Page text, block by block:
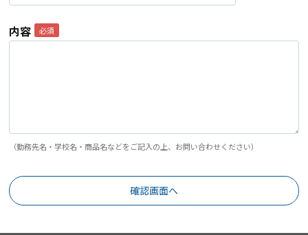
内容
（勤務先名・学校名・商品名などをご記入の上、お問い合わせください）